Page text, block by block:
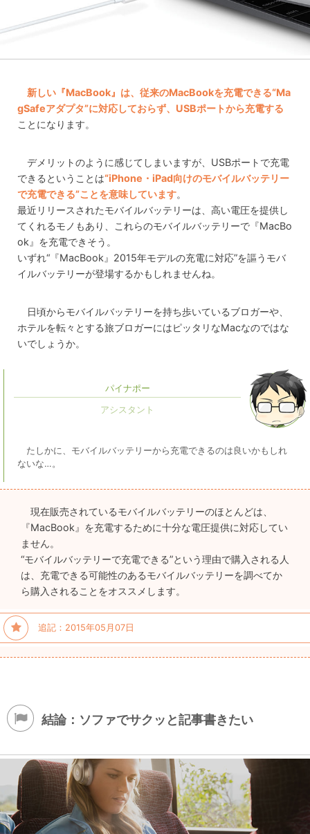
新しい『MacBook』は、従来のMacBookを充電できる“Ma
gSafeアダプタ”に対応しておらず、USBポートから充電する
ことになります。
デメリットのように感じてしまいますが、USBポートで充電
できるということは“iPhone・iPad向けのモバイルバッテリー
で充電できる”ことを意味しています。
最近リリースされたモバイルバッテリーは、高い電圧を提供し
てくれるモノもあり、これらのモバイルバッテリーで『MacBo
ok』を充電できそう。
いずれ“『MacBook』2015年モデルの充電に対応”を謳うモバ
イルバッテリーが登場するかもしれませんね。
日頃からモバイルバッテリーを持ち歩いているブロガーや、
ホテルを転々とする旅ブロガーにはピッタリなMacなのではな
いでしょうか。
パイナポー
たしかに、モバイルバッテリーから充電できるのは良いかもしれ
ないな…。
現在販売されているモバイルバッテリーのほとんどは、
『MacBook』を充電するために十分な電圧提供に対応してい
ません。
“モバイルバッテリーで充電できる”という理由で購入される人
は、充電できる可能性のあるモバイルバッテリーを調べてか
ら購入されることをオススメします。
追記：2015年05月07日
結論：ソファでサクッと記事書きたい